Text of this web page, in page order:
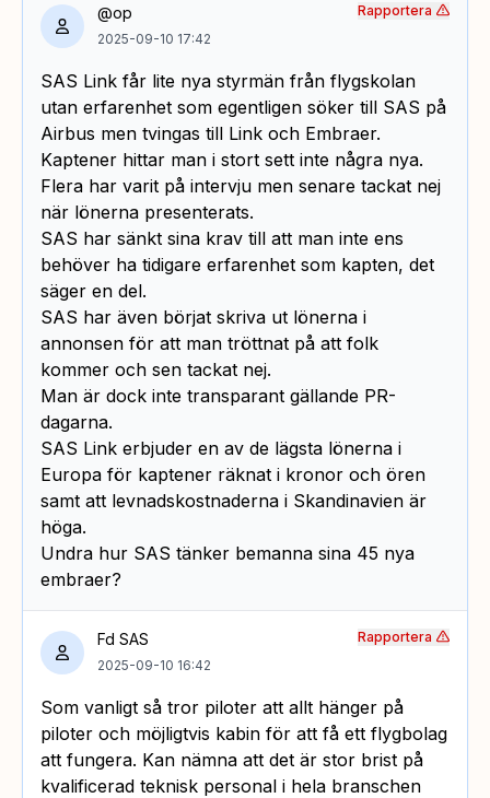
@op
2025-09-10 17:42
SAS Link får lite nya styrmän från flygskolan
utan erfarenhet som egentligen söker till SAS på
Airbus men tvingas till Link och Embraer.
Kaptener hittar man i stort sett inte några nya.
Flera har varit på intervju men senare tackat nej
när lönerna presenterats.
SAS har sänkt sina krav till att man inte ens
behöver ha tidigare erfarenhet som kapten, det
säger en del.
SAS har även börjat skriva ut lönerna i
annonsen för att man tröttnat på att folk
kommer och sen tackat nej.
Man är dock inte transparant gällande PR-
dagarna.
SAS Link erbjuder en av de lägsta lönerna i
Europa för kaptener räknat i kronor och ören
samt att levnadskostnaderna i Skandinavien är
höga.
Undra hur SAS tänker bemanna sina 45 nya
embraer?
Rapportera
Fd SAS
2025-09-10 16:42
Som vanligt så tror piloter att allt hänger på
piloter och möjligtvis kabin för att få ett flygbolag
att fungera. Kan nämna att det är stor brist på
kvalificerad teknisk personal i hela branschen
Rapportera